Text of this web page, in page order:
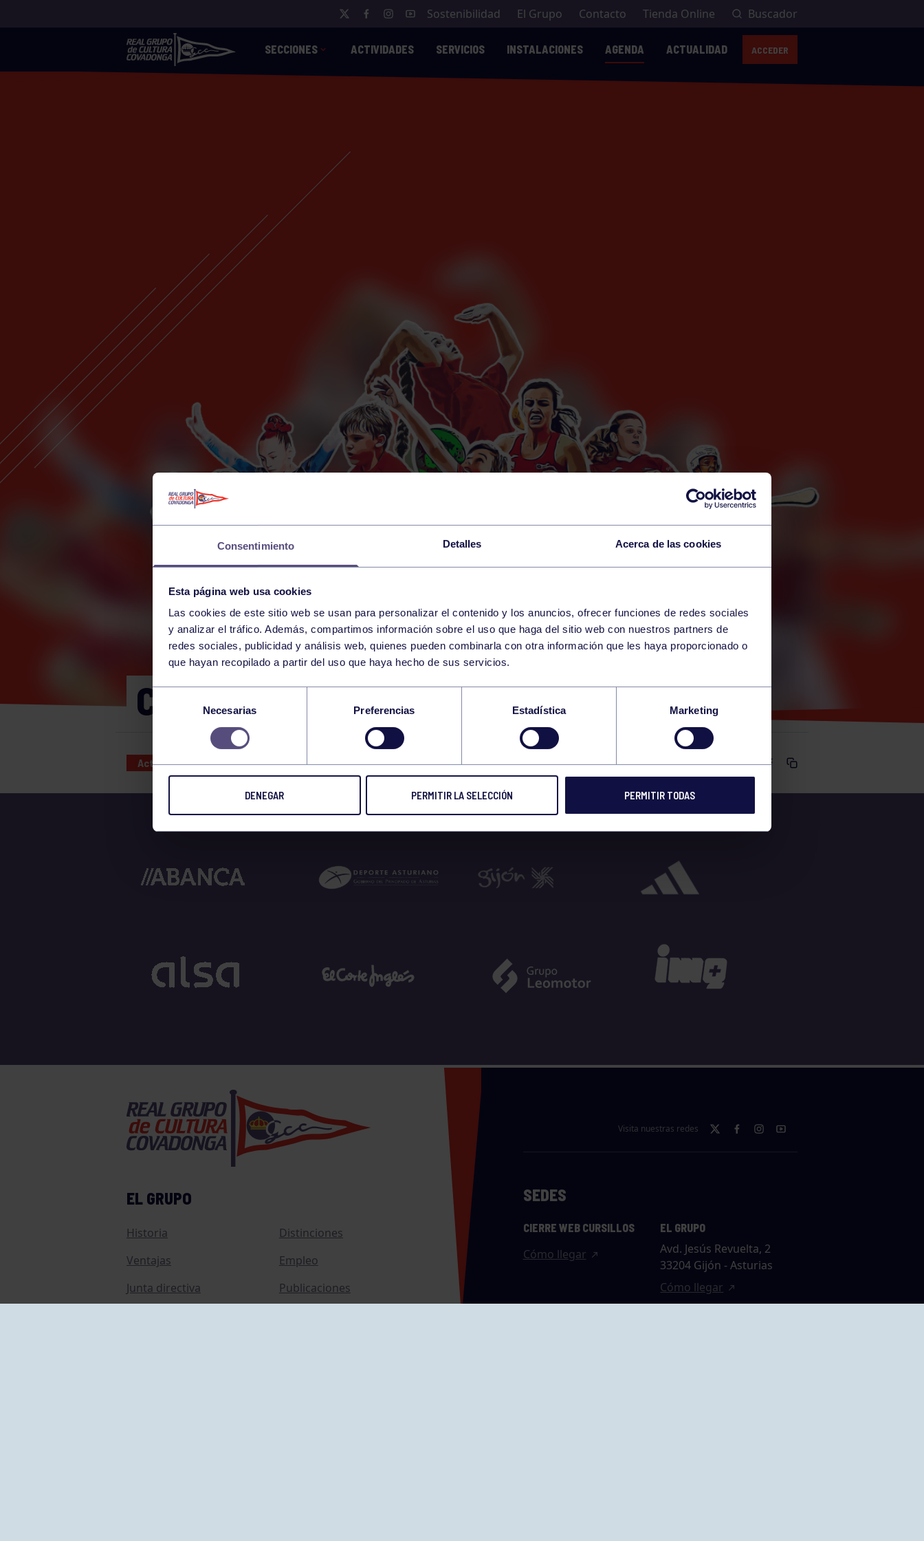
Consentimiento Detalles Acerca de las cookies
Esta página web usa cookies
Las cookies de este sitio web se usan para personalizar el contenido y los anuncios, ofrecer funciones de redes sociales
y analizar el tráfico. Además, compartimos información sobre el uso que haga del sitio web con nuestros partners de
redes sociales, publicidad y análisis web, quienes pueden combinarla con otra información que les haya proporcionado o
que hayan recopilado a partir del uso que haya hecho de sus servicios.
Selección
consentimiento
Necesarias Preferencias Estadística Marketing
DENEGAR PERMITIR LA SELECCIÓN PERMITIR TODAS
Sostenibilidad El Grupo Contacto Tienda Online Buscador
SECCIONES ACTIVIDADES SERVICIOS INSTALACIONES AGENDA ACTUALIDAD ACCEDER
22 WEDNESDAY
APRIL
CORE 17:00-17:30 GIMNASIO
Actividades deportivas 22 APR 2026 Comparte
EL GRUPO
Historia
Distinciones
Ventajas
Empleo
Junta directiva
Publicaciones
Visita nuestras redes
SEDES
CIERRE WEB CURSILLOS
Cómo llegar
EL GRUPO
Avd. Jesús Revuelta, 2
33204 Gijón - Asturias
Cómo llegar